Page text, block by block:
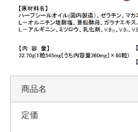
商品名
定価